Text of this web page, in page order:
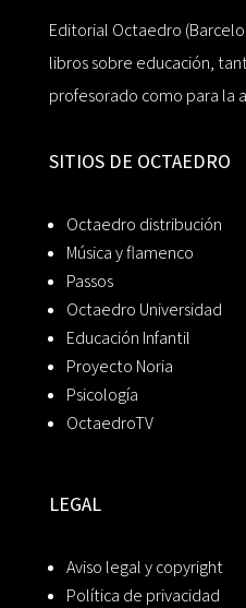
Editorial Octaedro
libros sobre educación,
profesorado como para la
SITIOS DE OCTAEDRO
Octaedro distribución
Música y flamenco
Passos
Octaedro Universidad
Educación Infantil
Proyecto Noria
Psicología
OctaedroTV
LEGAL
Aviso legal y copyright
Política de privacidad